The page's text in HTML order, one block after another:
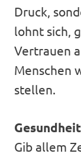
Druck,
lohnt sich,
Vertrauen
Menschen
stellen.
Gib allem